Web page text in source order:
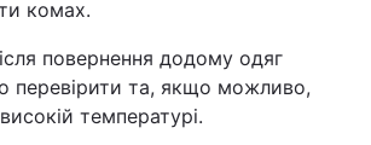
комах.
повернення додому одяг
перевірити та, якщо можливо,
температурі.